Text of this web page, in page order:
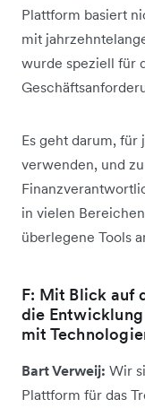
Plattform basiert
mit
wurde speziell für
Es geht darum, für
verwenden, und
in vielen
überlegene Tools
F: Mit Blick auf
die
mit
Bart Verweij: Wir
Plattform für das